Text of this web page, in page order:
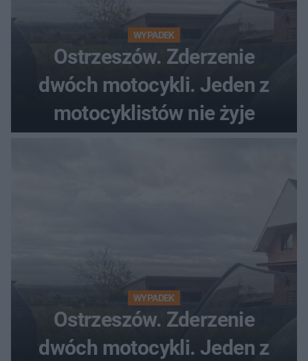
WYPADEK
Ostrzeszów. Zderzenie
dwóch motocykli. Jeden z
motocyklistów nie żyje
WYPADEK
Ostrzeszów. Zderzenie
dwóch motocykli. Jeden z